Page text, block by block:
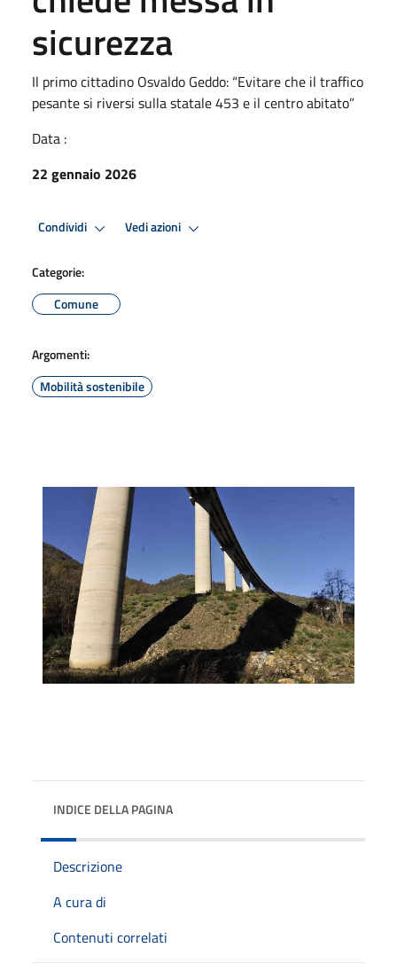
sicurezza
Il primo cittadino Osvaldo Geddo: “Evitare che il traffico
pesante si riversi sulla statale 453 e il centro abitato”
Data :
22 gennaio 2026
Condividi Vedi azioni
Categorie:
Comune
Argomenti:
Mobilità sostenibile
INDICE DELLA PAGINA
Descrizione
A cura di
Contenuti correlati